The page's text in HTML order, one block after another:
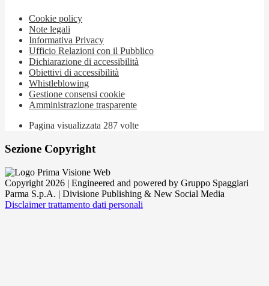
Cookie policy
Note legali
Informativa Privacy
Ufficio Relazioni con il Pubblico
Dichiarazione di accessibilità
Obiettivi di accessibilità
Whistleblowing
Gestione consensi cookie
Amministrazione trasparente
Pagina visualizzata 287 volte
Sezione Copyright
Copyright 2026 | Engineered and powered by Gruppo Spaggiari
Parma S.p.A. | Divisione Publishing & New Social Media
Disclaimer trattamento dati personali